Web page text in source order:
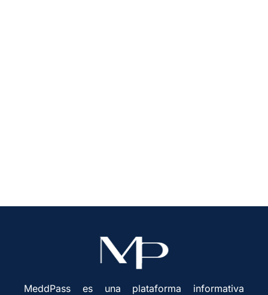
MeddPass es una plataforma informativa